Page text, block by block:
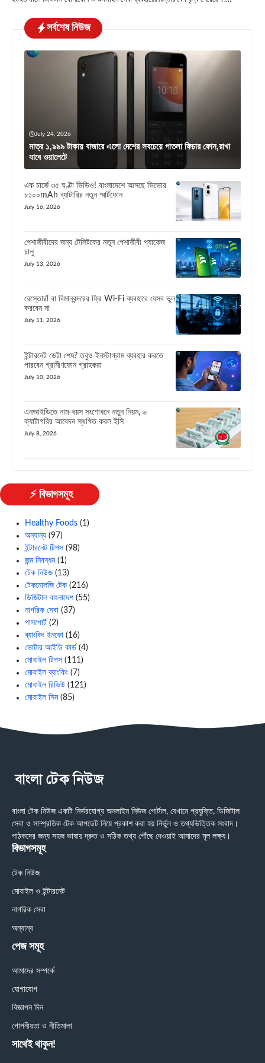
সর্বশেষ নিউজ
July 24, 2026
মাত্র ১,৯৯৯ টাকায় বাজারে এলো দেশের সবচেয়ে পাতলা ফিচার ফোন,রাখা
যাবে ওয়ালেটে
এক চার্জে ৩৫ ঘণ্টা ভিডিও! বাংলাদেশে আসছে ভিভোর
৮১০০mAh ব্যাটারির নতুন স্মার্টফোন
July 16, 2026
পেশাজীবীদের জন্য টেলিটকের নতুন পেশাজীবী প্যাকেজ
চালু
July 13, 2026
রেস্তোরাঁ বা বিমানবন্দরের ফ্রি Wi-Fi ব্যবহারে যেসব ভুল
করবেন না
July 11, 2026
ইন্টারনেট ডেটা শেষ? তবুও ইনস্টাগ্রাম ব্যবহার করতে
পারবেন গ্রামীণফোন গ্রাহকরা
July 10, 2026
এনআইডিতে নাম-বয়স সংশোধনে নতুন নিয়ম, ৬
ক্যাটাগরির আবেদন স্থগিত করল ইসি
July 8, 2026
⚡ বিভাগসমূহ
Healthy Foods (1)
অন্যান্য (97)
ইন্টারনেট টিপস (98)
জন্ম নিবন্ধন(1)
টেক নিউজ(13)
টেকনোলজি টেক (216)
ডিজিটাল বাংলাদেশ(55)
নাগরিক সেবা (37)
পাসপোর্ট (2)
ব্যাংকিং ইনফো (16)
ভোটার আইডি কার্ড (4)
মোবাইল টিপস (111)
মোবাইল ব্যাংকিং (7)
মোবাইল রিভিউ (121)
মোবাইল সিম(85)
বাংলা টেক নিউজ একটি নির্ভরযোগ্য অনলাইন নিউজ পোর্টাল, যেখানে প্রযুক্তি, ডিজিটাল
সেবা ও সাম্প্রতিক টেক আপডেট নিয়ে প্রকাশ করা হয় নির্ভুল ও তথ্যভিত্তিক সংবাদ।
পাঠকদের জন্য সহজ ভাষায় দ্রুত ও সঠিক তথ্য পৌঁছে দেওয়াই আমাদের মূল লক্ষ্য।
বিভাগসমূহ
টেক নিউজ
মোবাইল ও ইন্টারনেট
নাগরিক সেবা
অন্যান্য
পেজ সমূহ
আমাদের সম্পর্কে
যোগাযোগ
বিজ্ঞাপন দিন
গোপনীয়তা ও নীতিমালা
সাথেই থাকুন!